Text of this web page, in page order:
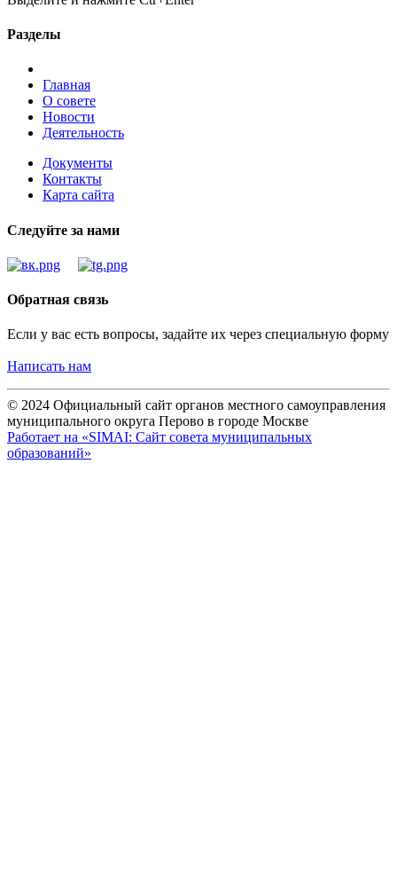
Разделы
Главная
О совете
Новости
Деятельность
Документы
Контакты
Карта сайта
Следуйте за нами
Обратная связь
Если у вас есть вопросы, задайте их через специальную форму
Написать нам
© 2024 Официальный сайт органов местного самоуправления
муниципального округа Перово в городе Москве
Работает на «SIMAI: Сайт совета муниципальных
образований»